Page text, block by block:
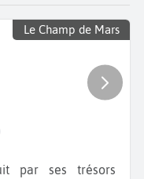
Le Champ de Mars